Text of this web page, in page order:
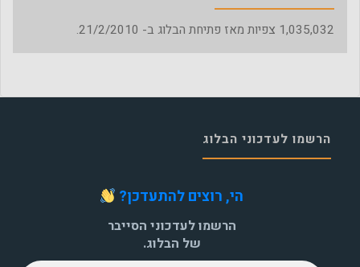
1,035,032 צפיות מאז פתיחת הבלוג ב- 21/2/2010.
הרשמו לעדכוני הבלוג
הי, רוצים להתעדכן?
הרשמו לעדכוני הסייבר
של הבלוג.